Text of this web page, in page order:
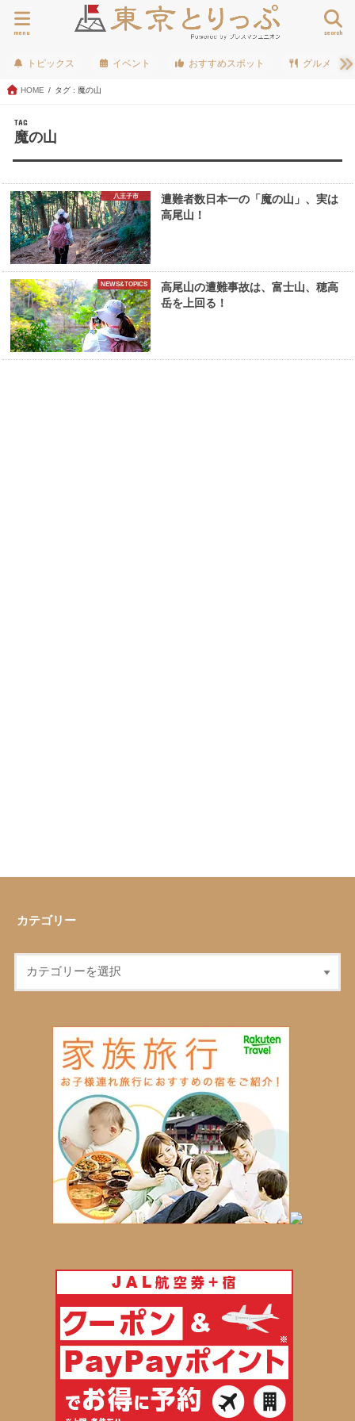
search
menu
トピックス イベント おすすめスポット グルメ
HOME タグ : 魔の山
TAG
魔の山
八王子市
遭難者数日本一の「魔の山」、実は
高尾山！
NEWS&TOPICS
高尾山の遭難事故は、富士山、穂高
岳を上回る！
カテゴリー